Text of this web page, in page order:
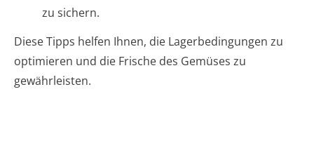
zu sichern.
Diese Tipps helfen Ihnen, die Lagerbedingungen zu
optimieren und die Frische des Gemüses zu
gewährleisten.